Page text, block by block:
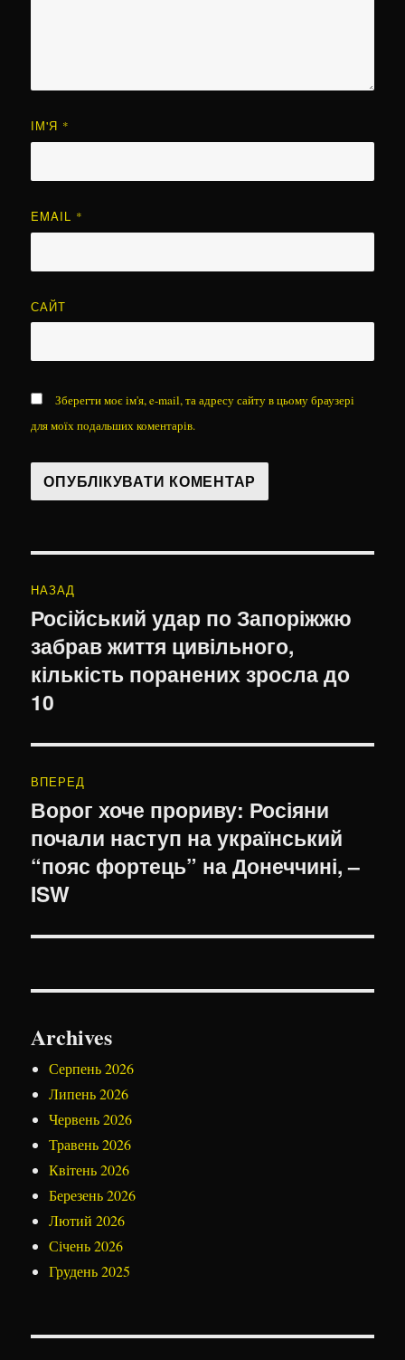
ІМ'Я *
EMAIL *
САЙТ
Зберегти моє ім'я, e-mail, та адресу сайту в цьому браузері
для моїх подальших коментарів.
записів
НАЗАД
Попередній
запис:
Російський удар по Запоріжжю
забрав життя цивільного,
кількість поранених зросла до
10
ВПЕРЕД
Наступний
запис:
Ворог хоче прориву: Росіяни
почали наступ на український
“пояс фортець” на Донеччині, –
ISW
Archives
Серпень 2026
Липень 2026
Червень 2026
Травень 2026
Квітень 2026
Березень 2026
Лютий 2026
Січень 2026
Грудень 2025